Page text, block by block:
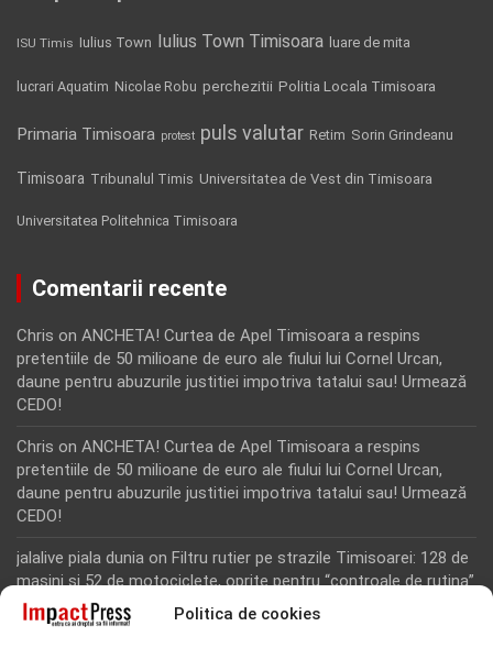
Politica de cookies
ISU Timis Iulius Town Iulius Town Timisoara luare de mita
lucrari Aquatim Nicolae Robu perchezitii Politia Locala Timisoara
Primaria Timisoara protest puls valutar Retim Sorin Grindeanu
Timisoara Tribunalul Timis Universitatea de Vest din Timisoara
Universitatea Politehnica Timisoara
Comentarii recente
Chris on ANCHETA! Curtea de Apel Timisoara a respins
pretentiile de 50 milioane de euro ale fiului lui Cornel Urcan,
daune pentru abuzurile justitiei impotriva tatalui sau! Urmează
CEDO!
Chris on ANCHETA! Curtea de Apel Timisoara a respins
pretentiile de 50 milioane de euro ale fiului lui Cornel Urcan,
daune pentru abuzurile justitiei impotriva tatalui sau! Urmează
CEDO!
jalalive piala dunia on Filtru rutier pe strazile Timisoarei: 128 de
masini si 52 de motociclete, oprite pentru “controale de rutina”
Rodion Camatoritul on Inca un martor din dosarul fraudei cu